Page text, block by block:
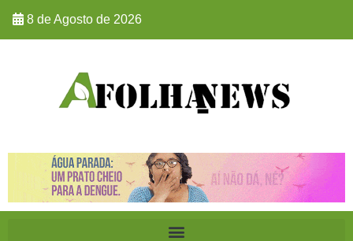
8 de Agosto de 2026